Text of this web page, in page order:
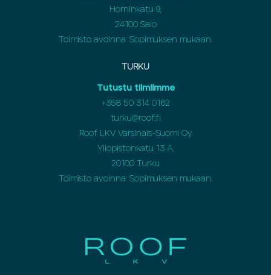
Horninkatu 9,
24100 Salo
Toimisto avoinna: Sopimuksen mukaan.
TURKU
Tutustu tiimiimme
+358 50 314 0162
turku@roof.fi
Roof LKV Varsinais-Suomi Oy
Yliopistonkatu 13 A,
20100 Turku
Toimisto avoinna: Sopimuksen mukaan.